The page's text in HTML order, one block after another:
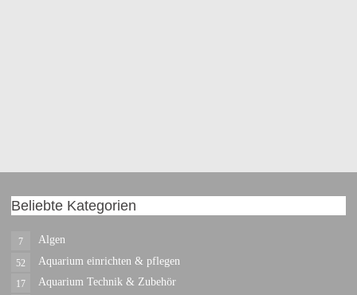
Beliebte Kategorien
Algen
7
Aquarium einrichten & pflegen
52
Aquarium Technik & Zubehör
17